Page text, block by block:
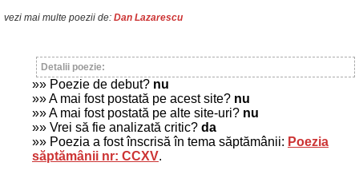
vezi mai multe poezii de: Dan Lazarescu
Detalii poezie:
»» Poezie de debut? nu
»» A mai fost postată pe acest site? nu
»» A mai fost postată pe alte site-uri? nu
»» Vrei să fie analizată critic? da
»» Poezia a fost înscrisă în tema săptămânii: Poezia
săptămânii nr: CCXV.